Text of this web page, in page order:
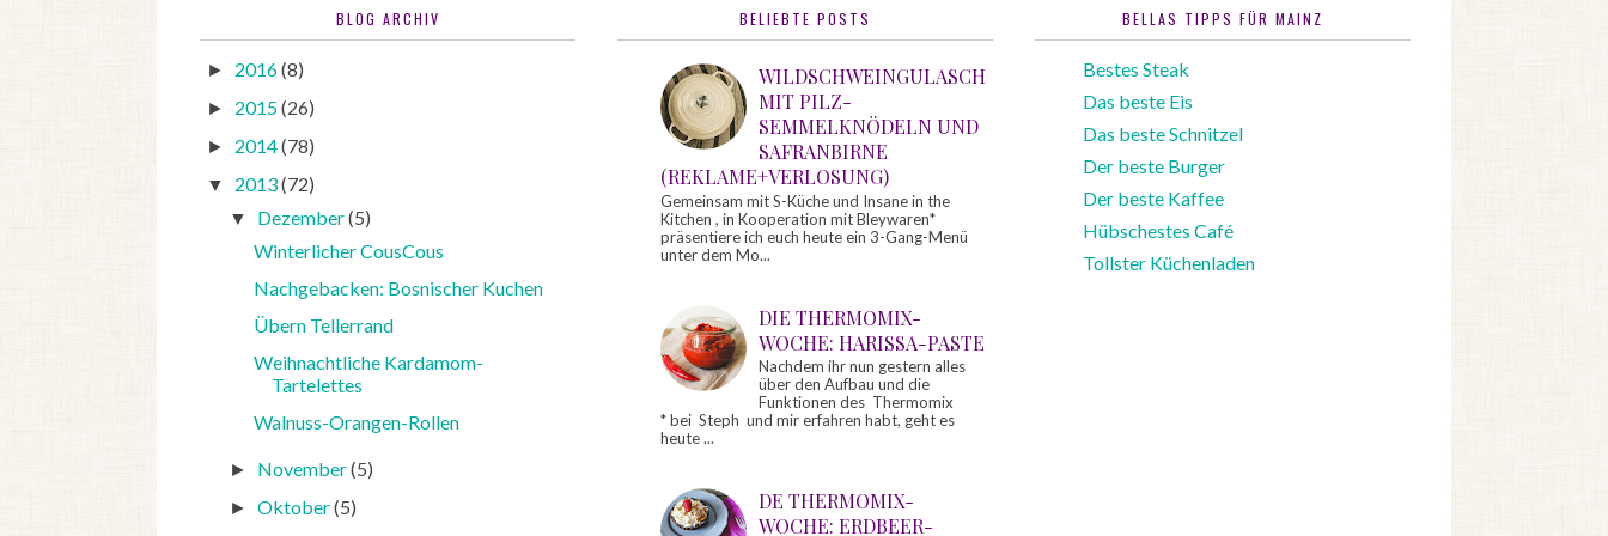
BLOG ARCHIV
► 2016(8)
► 2015(26)
► 2014(78)
▼ 2013(72)
▼ Dezember(5)
Winterlicher CousCous
Nachgebacken: Bosnischer Kuchen
Übern Tellerrand
Weihnachtliche Kardamom-
Tartelettes
Walnuss-Orangen-Rollen
► November(5)
►Oktober(5)
BELIEBTE POSTS
WILDSCHWEINGULASCH
MIT PILZ-
SEMMELKNÖDELN UND
SAFRANBIRNE
(REKLAME+VERLOSUNG)
Gemeinsam mit S-Küche und Insane in the
Kitchen , in Kooperation mit Bleywaren*
präsentiere ich euch heute ein 3-Gang-Menü
unter dem Mo...
DIE THERMOMIX-
WOCHE: HARISSA-PASTE
Nachdem ihr nun gestern alles
über den Aufbau und die
Funktionen des Thermomix
* bei Steph und mir erfahren habt, geht es
heute ...
DE THERMOMIX-
WOCHE: ERDBEER-
BELLAS TIPPS FÜR MAINZ
Bestes Steak
Das beste Eis
Das beste Schnitzel
Der beste Burger
Der beste Kaffee
Hübschestes Café
Tollster Küchenladen